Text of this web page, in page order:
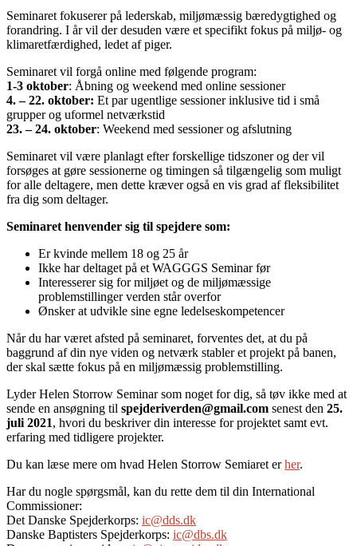
Seminaret fokuserer på lederskab, miljømæssig bæredygtighed og
forandring. I år vil der desuden være et specifikt fokus på miljø- og
klimaretfærdighed, ledet af piger.
Seminaret vil forgå online med følgende program:
1-3 oktober: Åbning og weekend med online sessioner
4. – 22. oktober: Et par ugentlige sessioner inklusive tid i små
grupper og uformel netværkstid
23. – 24. oktober: Weekend med sessioner og afslutning
Seminaret vil være planlagt efter forskellige tidszoner og der vil
forsøges at gøre sessionerne og timingen så tilgængelig som muligt
for alle deltagere, men dette kræver også en vis grad af fleksibilitet
fra dig som deltager.
Seminaret henvender sig til spejdere som:
Er kvinde mellem 18 og 25 år
Ikke har deltaget på et WAGGGS Seminar før
Interesserer sig for miljøet og de miljømæssige
problemstillinger verden står overfor
Ønsker at udvikle sine egne ledelseskompetencer
Når du har været afsted på seminaret, forventes det, at du på
baggrund af din nye viden og netværk stabler et projekt på banen,
der skal sætte fokus på en miljømæssig problemstilling.
Lyder Helen Storrow Seminar som noget for dig, så tøv ikke med at
sende en ansøgning til spejderiverden@gmail.com senest den 25.
juli 2021, hvori du beskriver din interesse for projektet samt evt.
erfaring med tidligere projekter.
Du kan læse mere om hvad Helen Storrow Semiaret erher.
Har du nogle spørgsmål, kan du rette dem til din International
Commissioner:
Det Danske Spejderkorps: ic@dds.dk
Danske Baptisters Spejderkorps: ic@dbs.dk